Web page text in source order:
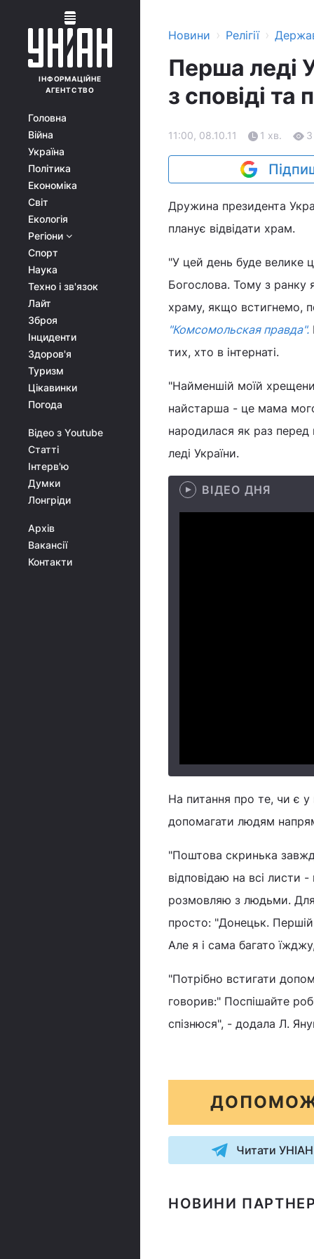
ІНФОРМАЦІЙНЕ
АГЕНТСТВО
Головна
Війна
Україна
Політика
Економіка
Світ
Екологія
Регіони
Спорт
Наука
Техно і зв'язок
Лайт
Зброя
Інциденти
Здоров'я
Туризм
Цікавинки
Погода
Відео з Youtube
Статті
Інтерв'ю
Думки
Лонгріди
Архів
Вакансії
Контакти
Новини › Релігії ›
Перша леді
з сповіді та
11:00, 08.10.11 1 хв. 3
Дружина президента
планує відвідати храм.
"У цей день буде велике
Богослова. Тому з ранку
храму, якщо встигнемо,
"Комсомольская правда".
тих, хто в інтернаті.
"Найменшій моїй
найстарша - це мама мого
народилася як раз перед
леді України.
ВІДЕО ДНЯ
На питання про те, чи є у
допомагати людям
"Поштова скринька
відповідаю на всі
розмовляю з людьми.
просто: "Донецьк.
Але я і сама багато
"Потрібно встигати
говорив:" Поспішайте
спізнюся", - додала Л.
Читати
НОВИНИ